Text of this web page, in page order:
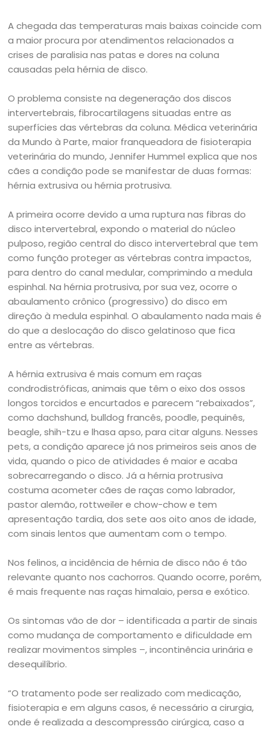
A chegada das temperaturas mais baixas coincide com
a maior procura por atendimentos relacionados a
crises de paralisia nas patas e dores na coluna
causadas pela hérnia de disco.
O problema consiste na degeneração dos discos
intervertebrais, fibrocartilagens situadas entre as
superfícies das vértebras da coluna. Médica veterinária
da Mundo à Parte, maior franqueadora de fisioterapia
veterinária do mundo, Jennifer Hummel explica que nos
cães a condição pode se manifestar de duas formas:
hérnia extrusiva ou hérnia protrusiva.
A primeira ocorre devido a uma ruptura nas fibras do
disco intervertebral, expondo o material do núcleo
pulposo, região central do disco intervertebral que tem
como função proteger as vértebras contra impactos,
para dentro do canal medular, comprimindo a medula
espinhal. Na hérnia protrusiva, por sua vez, ocorre o
abaulamento crônico (progressivo) do disco em
direção à medula espinhal. O abaulamento nada mais é
do que a deslocação do disco gelatinoso que fica
entre as vértebras.
A hérnia extrusiva é mais comum em raças
condrodistróficas, animais que têm o eixo dos ossos
longos torcidos e encurtados e parecem “rebaixados”,
como dachshund, bulldog francês, poodle, pequinês,
beagle, shih-tzu e lhasa apso, para citar alguns. Nesses
pets, a condição aparece já nos primeiros seis anos de
vida, quando o pico de atividades é maior e acaba
sobrecarregando o disco. Já a hérnia protrusiva
costuma acometer cães de raças como labrador,
pastor alemão, rottweiler e chow-chow e tem
apresentação tardia, dos sete aos oito anos de idade,
com sinais lentos que aumentam com o tempo.
Nos felinos, a incidência de hérnia de disco não é tão
relevante quanto nos cachorros. Quando ocorre, porém,
é mais frequente nas raças himalaio, persa e exótico.
Os sintomas vão de dor – identificada a partir de sinais
como mudança de comportamento e dificuldade em
realizar movimentos simples –, incontinência urinária e
desequilíbrio.
“O tratamento pode ser realizado com medicação,
fisioterapia e em alguns casos, é necessário a cirurgia,
onde é realizada a descompressão cirúrgica, caso a